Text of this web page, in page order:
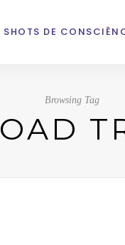
SHOTS DE
Browsing Tag